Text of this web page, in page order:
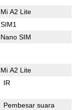
Mi A2 Lite
SIM1
Nano SIM
Mi A2 Lite
IR
Pembesar suara